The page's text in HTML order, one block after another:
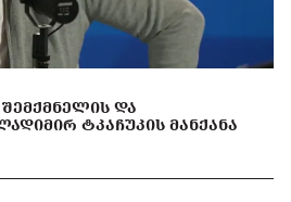
ᲓᲐ
ᲢᲙᲐᲩᲣᲙᲘᲡ ᲛᲐᲜᲥᲐᲜᲐ